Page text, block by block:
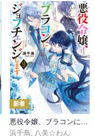
新着
悪役令嬢、ブラコンにジョブチェンジします９【電子特典付き】
浜千鳥, 八美☆わん